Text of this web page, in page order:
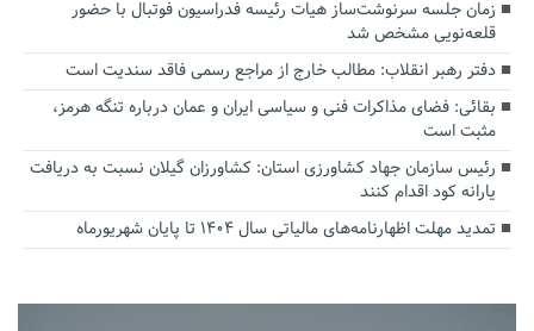
زمان جلسه سرنوشت‌ساز هیات رئیسه فدراسیون فوتبال با حضور
قلعه‌نویی مشخص شد
دفتر رهبر انقلاب: مطالب خارج از مراجع رسمی فاقد سندیت است
بقائی: فضای مذاکرات فنی و سیاسی ایران و عمان درباره تنگه هرمز،
مثبت است
رئیس سازمان جهاد کشاورزی استان: کشاورزان گیلان نسبت به دریافت
یارانه کود اقدام کنند
تمدید مهلت اظهارنامه‌های مالیاتی سال ۱۴۰۴ تا پایان شهریورماه